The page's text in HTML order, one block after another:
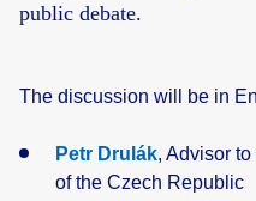
public debate.
The discussion will be in
Petr Drulák, Advisor
of the Czech Republic